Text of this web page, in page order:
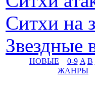
Ситхи на
Звездные
НОВЫЕ 0-9 A B
ЖАНРЫ